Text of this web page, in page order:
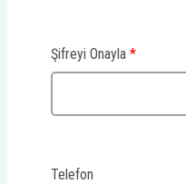
Şifreyi Onayla *
Telefon